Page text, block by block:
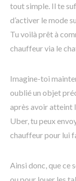
tout simple. Il te
d’activer le mode
Tu voilà prêt à
chauffeur via le
Imagine-toi
oublié un objet
après avoir atteint
Uber, tu peux
chauffeur pour lui
Ainsi donc, que ce